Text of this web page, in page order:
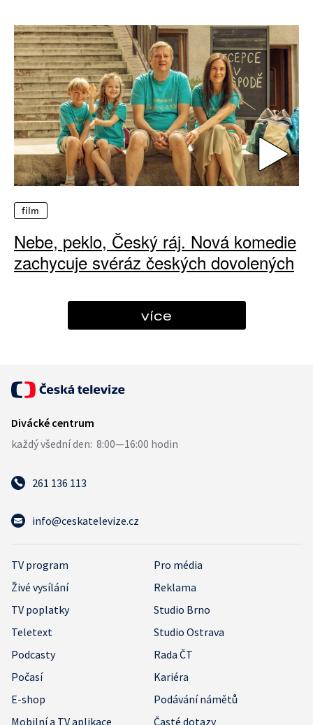
film
Nebe, peklo, Český ráj. Nová komedie
zachycuje svéráz českých dovolených
více
261 136 113
info@ceskatelevize.cz
TV program
Pro média
Živé vysílání
Reklama
TV poplatky
Studio Brno
Teletext
Studio Ostrava
Podcasty
Rada ČT
Počasí
Kariéra
E-shop
Podávání námětů
Mobilní a TV aplikace
Časté dotazy